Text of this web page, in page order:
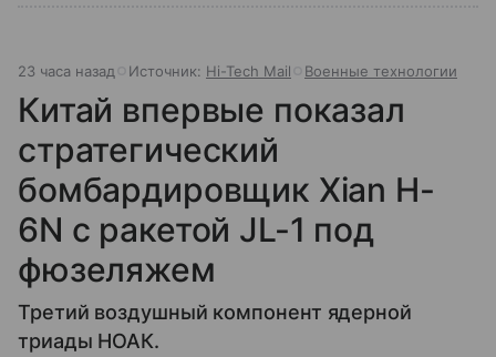
23 часа назад Источник: Hi-Tech Mail Военные технологии
Китай впервые показал
стратегический
бомбардировщик Xian H-
6N с ракетой JL-1 под
фюзеляжем
Третий воздушный компонент ядерной
триады НОАК.